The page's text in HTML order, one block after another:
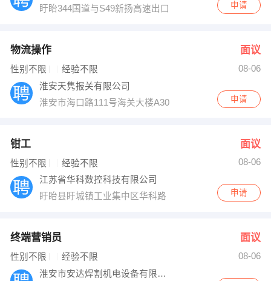
盱眙344国道与S49新扬高速出口交叉口东北500米全球龙
申请
物流操作 面议
性别不限 经验不限
08-06
淮安天隽报关有限公司
淮安市海口路111号海关大楼A301室
申请
钳工 面议
性别不限 经验不限
08-06
江苏省华科数控科技有限公司
盱眙县盱城镇工业集中区华科路
申请
终端营销员 面议
性别不限 经验不限
08-06
淮安市安达焊割机电设备有限公司